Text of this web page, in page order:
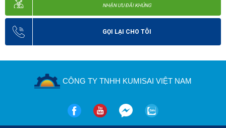
NHẬN ƯU ĐÃI KHỦNG
GỌI LẠI CHO TÔI
CÔNG TY TNHH KUMISAI VIỆT NAM